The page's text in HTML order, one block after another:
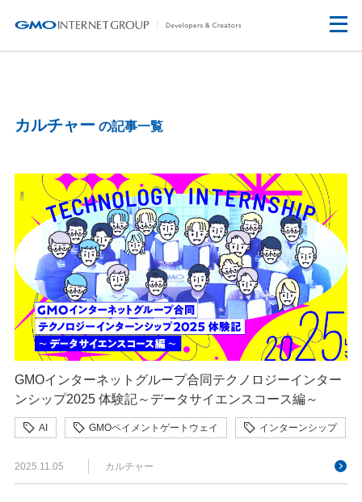
カルチャー の記事一覧
GMOインターネットグループ合同テクノロジーインター
ンシップ2025 体験記～データサイエンスコース編～
AI GMOペイメントゲートウェイ インターンシップ
2025.11.05 カルチャー